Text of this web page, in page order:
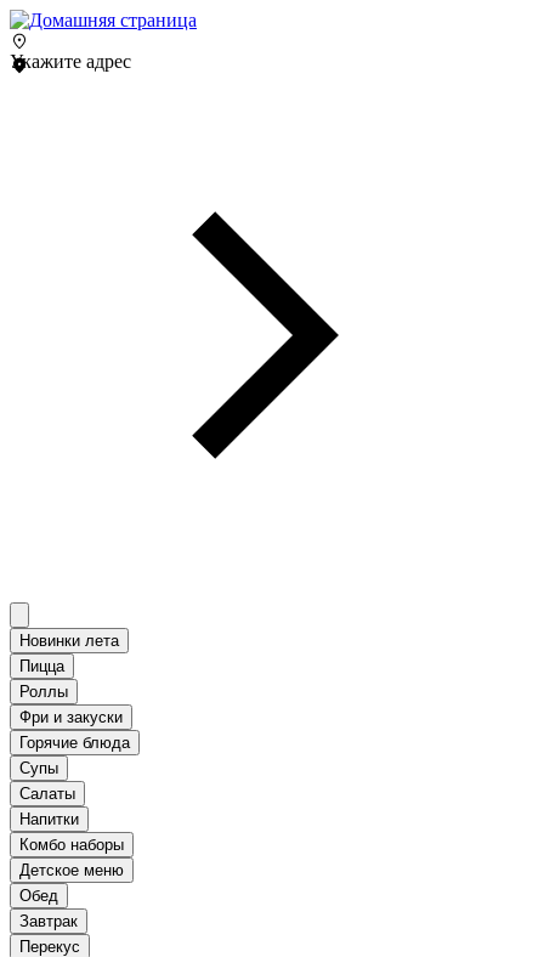
Укажите адрес
Новинки лета
Пицца
Роллы
Фри и закуски
Горячие блюда
Супы
Салаты
Напитки
Комбо наборы
Детское меню
Обед
Завтрак
Перекус